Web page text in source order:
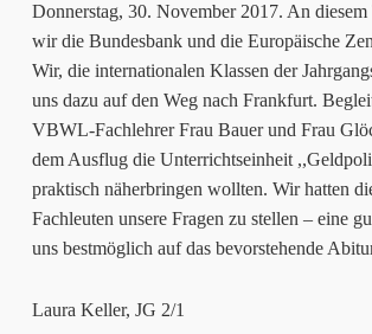
Donnerstag, 30. November 2017. An diesem
wir die Bundesbank und die Europäische
Wir, die internationalen Klassen der
uns dazu auf den Weg nach Frankfurt.
VBWL-Fachlehrer Frau Bauer und Frau
dem Ausflug die Unterrichtseinheit
praktisch näherbringen wollten. Wir hatten
Fachleuten unsere Fragen zu stellen – eine
uns bestmöglich auf das bevorstehende
Laura Keller, JG 2/1